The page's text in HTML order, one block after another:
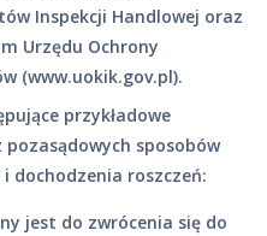
Inspekcji Handlowej oraz
Urzędu Ochrony
(www.uokik.gov.pl).
przykładowe
sposobów
dochodzenia roszczeń:
jest do zwrócenia się do